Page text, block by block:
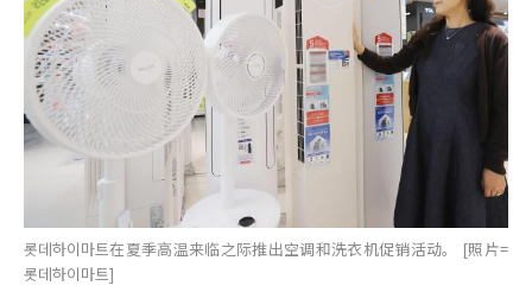
롯데하이마트在夏季高温来临之际推出空调和洗衣机促销活动。 [照片=
롯데하이마트]